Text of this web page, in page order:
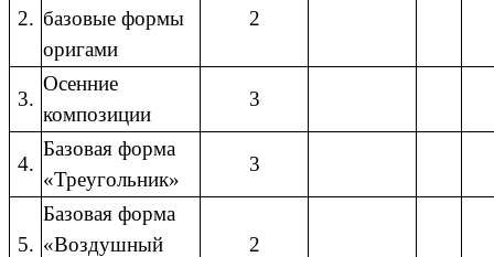
2. базовые формы
оригами
2
3.
Осенние
композиции
3
4.
Базовая форма
«Треугольник»
3
5.
Базовая форма
«Воздушный
2